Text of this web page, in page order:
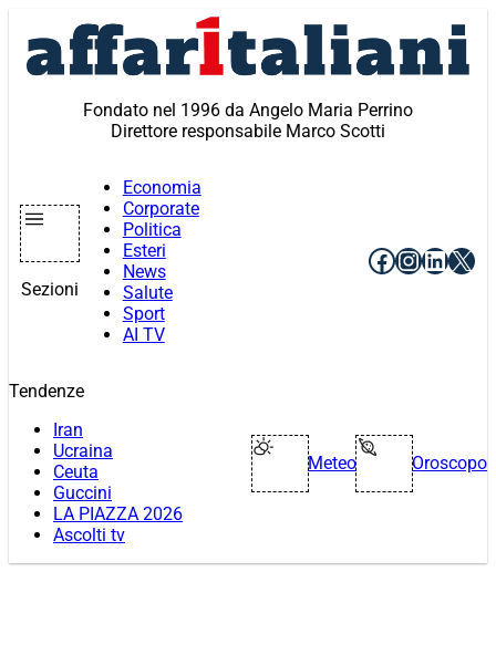
contenuto
Fondato nel 1996 da Angelo Maria Perrino
Direttore responsabile Marco Scotti
Sezioni
Economia
Corporate
Politica
Esteri
News
Salute
Sport
AI TV
Facebook
X
Tendenze
Iran
Ucraina
Ceuta
Guccini
LA PIAZZA 2026
Ascolti tv
Meteo Oroscopo